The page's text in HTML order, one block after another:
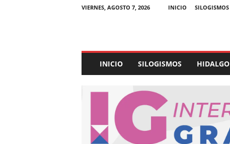
VIERNES, AGOSTO 7, 2026 INICIO SILOGISMOS
p
e
INICIO SILOGISMOS HIDALGO